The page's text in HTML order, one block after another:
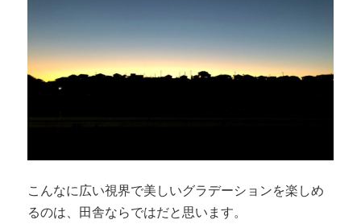
こんなに広い視界で美しいグラデーションを楽しめ
るのは、田舎ならではだと思います。